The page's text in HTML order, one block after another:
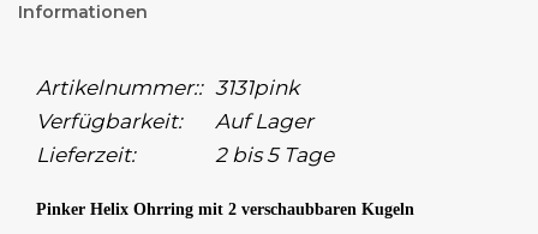
Informationen
Artikelnummer:: 3131pink
Verfügbarkeit:
Auf Lager
Lieferzeit:
2 bis 5 Tage
Pinker Helix Ohrring mit 2 verschaubbaren Kugeln